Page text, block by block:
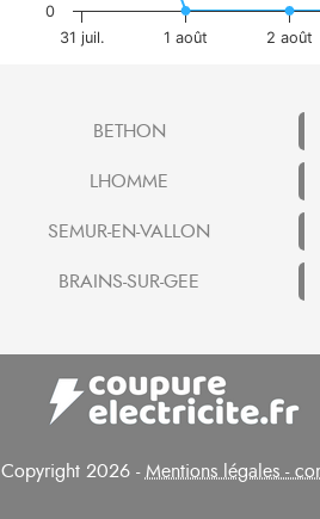
31 juil. 1 août 2 août
0
BETHON
LHOMME
SEMUR-EN-VALLON
BRAINS-SUR-GEE
Copyright 2026 -Mentions légales -